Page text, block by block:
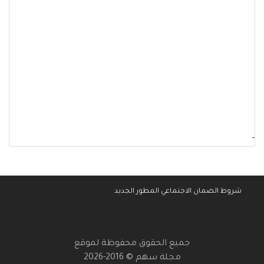
-
شروط الضمان الاجتماعي المطور الجديد
جميع الحقوق محفوظة لموقع
مجلة سهم © 2016-2026